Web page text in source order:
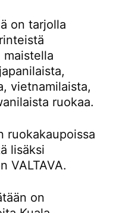
on tarjolla
maistella
vietnamilaista,
ruokaa.
ruokakaupoissa
lisäksi
VALTAVA.
on